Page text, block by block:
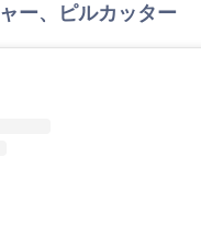
ー、ピルカッター